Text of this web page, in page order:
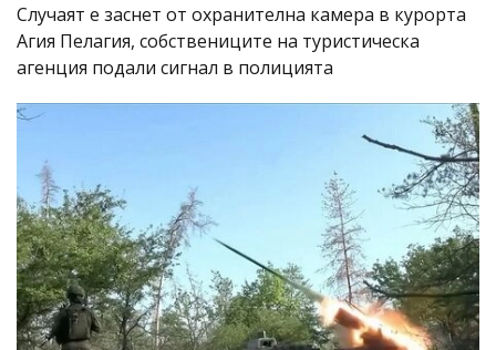
Случаят е заснет от охранителна камера в курорта
Агия Пелагия, собствениците на туристическа
агенция подали сигнал в полицията